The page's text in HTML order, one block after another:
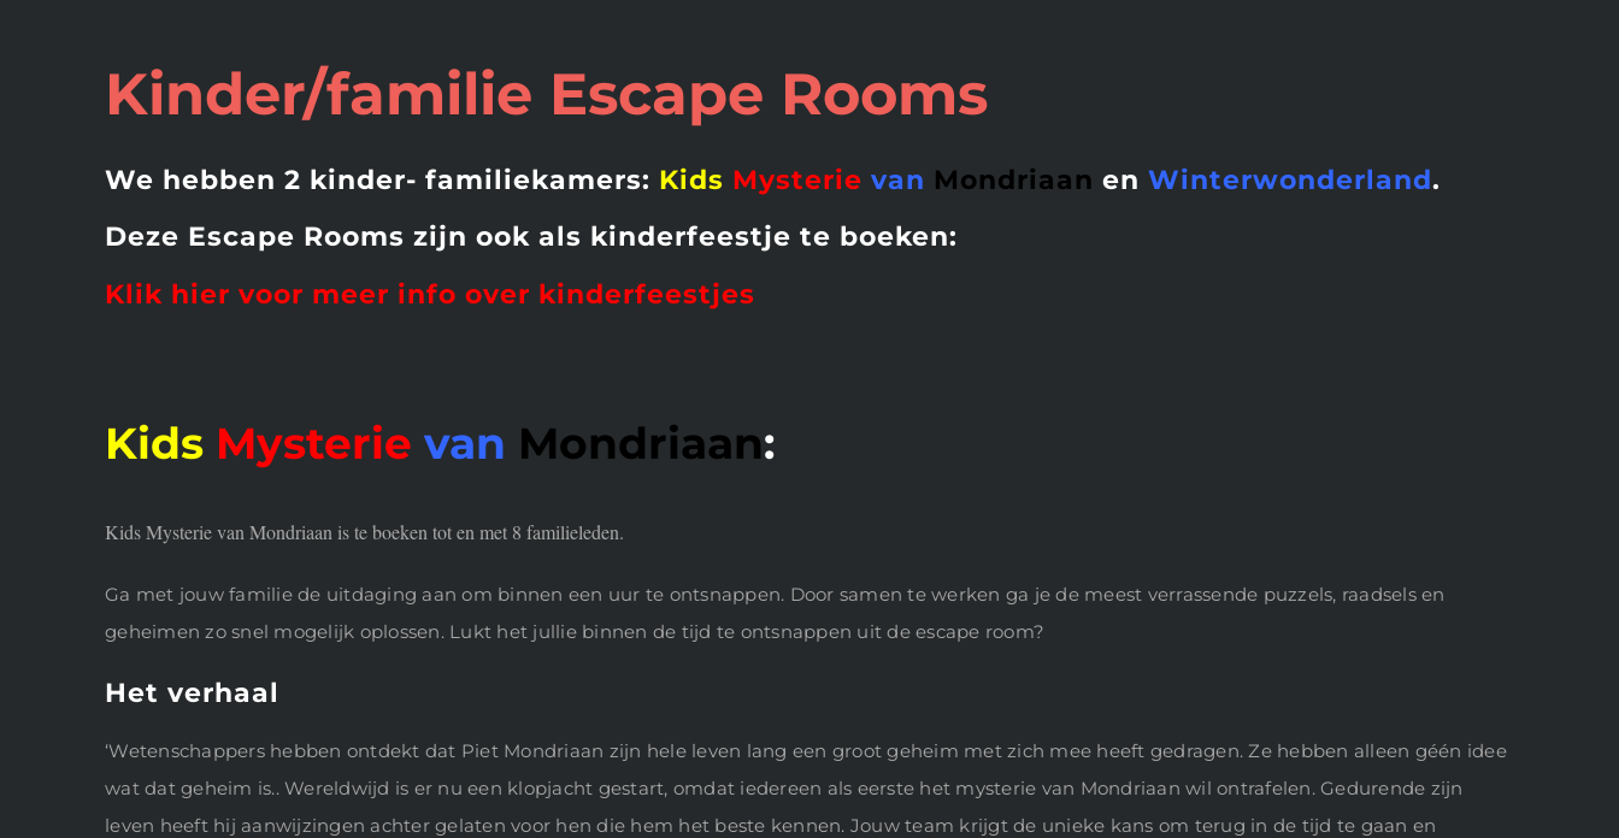
Kinder/familie Escape Rooms
We hebben 2 kinder- familiekamers: Kids Mysterie van Mondriaan en Winterwonderland.
Deze Escape Rooms zijn ook als kinderfeestje te boeken:
Klik hier voor meer info over kinderfeestjes
Kids Mysterie van Mondriaan:
Kids Mysterie van Mondriaan is te boeken tot en met 8 familieleden.
Ga met jouw familie de uitdaging aan om binnen een uur te ontsnappen. Door samen te werken ga je de meest verrassende puzzels, raadsels en
geheimen zo snel mogelijk oplossen. Lukt het jullie binnen de tijd te ontsnappen uit de escape room?
Het verhaal
‘Wetenschappers hebben ontdekt dat Piet Mondriaan zijn hele leven lang een groot geheim met zich mee heeft gedragen. Ze hebben alleen géén idee
wat dat geheim is.. Wereldwijd is er nu een klopjacht gestart, omdat iedereen als eerste het mysterie van Mondriaan wil ontrafelen. Gedurende zijn
leven heeft hij aanwijzingen achter gelaten voor hen die hem het beste kennen. Jouw team krijgt de unieke kans om terug in de tijd te gaan en